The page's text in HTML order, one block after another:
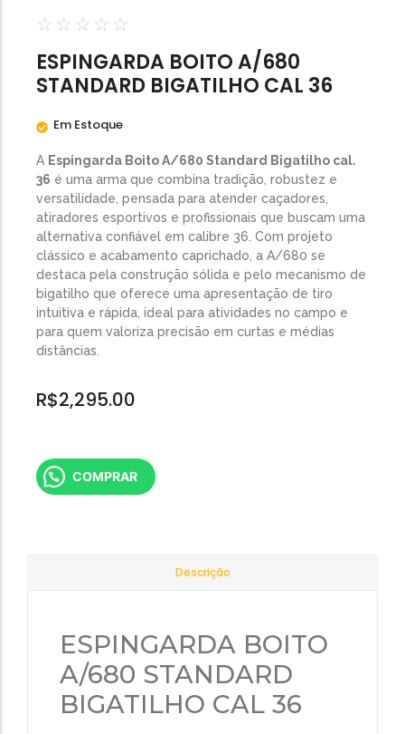
Calibre .7,62
☆ ☆ ☆ ☆ ☆
ESPINGARDA BOITO A/680
STANDARD BIGATILHO CAL 36
Em Estoque
A Espingarda Boito A/680 Standard Bigatilho cal.
36 é uma arma que combina tradição, robustez e
versatilidade, pensada para atender caçadores,
atiradores esportivos e profissionais que buscam uma
alternativa confiável em calibre 36. Com projeto
clássico e acabamento caprichado, a A/680 se
destaca pela construção sólida e pelo mecanismo de
bigatilho que oferece uma apresentação de tiro
intuitiva e rápida, ideal para atividades no campo e
para quem valoriza precisão em curtas e médias
distâncias.
R$2,295.00
COMPRAR
Descrição
ESPINGARDA BOITO
A/680 STANDARD
BIGATILHO CAL 36